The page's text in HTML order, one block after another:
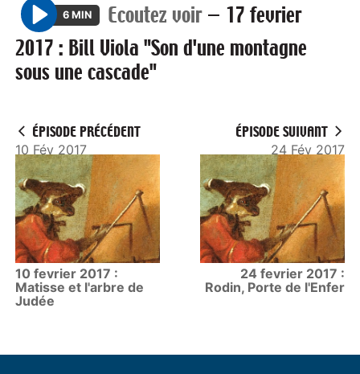
P
l
a
6 MIN Ecoutez voir— 17 fevrier
2017 : Bill Viola "Son d'une montagne
sous une cascade"
ÉPISODE PRÉCÉDENT
10 Fév 2017
10 fevrier 2017 :
Matisse et l'arbre de
Judée
ÉPISODE SUIVANT
24 Fév 2017
24 fevrier 2017 :
Rodin, Porte de l'Enfer